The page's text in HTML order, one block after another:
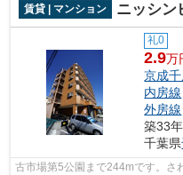
賃貸 | マンション ニッシン
礼0
2.9万
京成
内房線
外房線
築33
千葉県
古市場第5公園まで244mです。さ